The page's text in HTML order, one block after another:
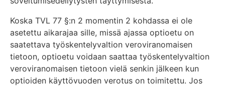
Koska TVL 77 §:n 2 momentin 2 kohdassa ei ole
asetettu aikarajaa sille, missä ajassa optioetu on
saatettava työskentelyvaltion veroviranomaisen
tietoon, optioetu voidaan saattaa työskentelyvaltion
veroviranomaisen tietoon vielä senkin jälkeen kun
optioiden käyttövuoden verotus on toimitettu. Jos